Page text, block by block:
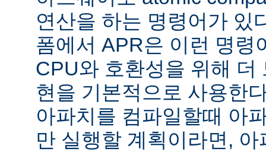
연산을 하는 명령어가 있
폼에서 APR은 이런 명령
CPU와 호환성을 위해 더
현을 기본적으로 사용한
아파치를 컴파일할때 아
만 실행할 계획이라면,